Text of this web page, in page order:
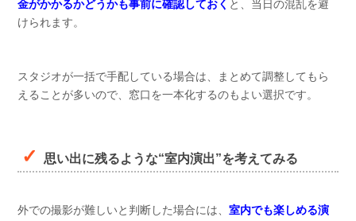
金がかかるかどうかも事前に確認しておく と、当日の混乱を避
けられます。
スタジオが一括で手配している場合は、まとめて調整してもら
えることが多いので、窓口を一本化するのもよい選択です。
思い出に残るような“室内演出”を考えてみる
外での撮影が難しいと判断した場合には、 室内でも楽しめる演